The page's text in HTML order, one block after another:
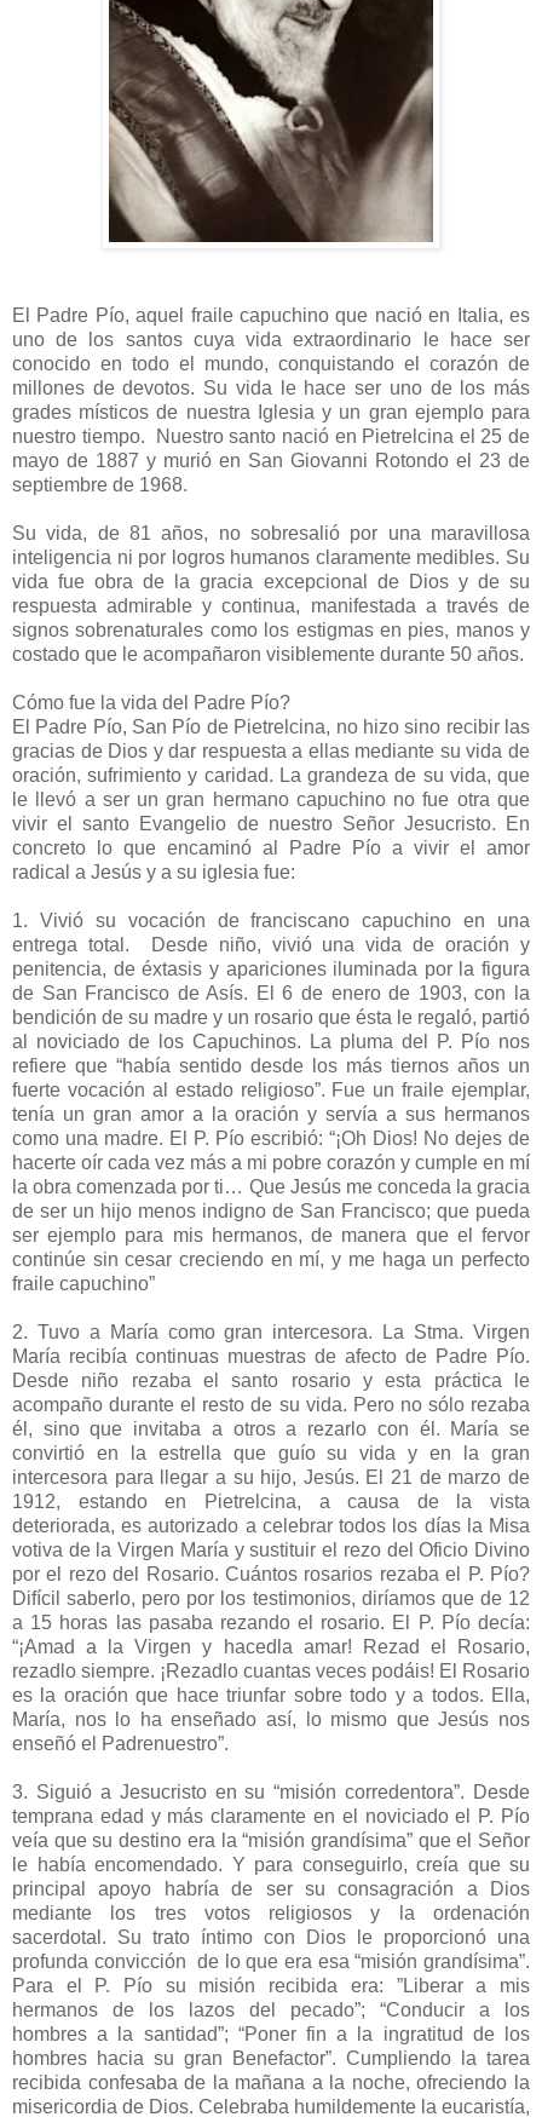
El Padre Pío, aquel fraile capuchino que nació en Italia, es
uno de los santos cuya vida extraordinario le hace ser
conocido en todo el mundo, conquistando el corazón de
millones de devotos. Su vida le hace ser uno de los más
grades místicos de nuestra Iglesia y un gran ejemplo para
nuestro tiempo. Nuestro santo nació en Pietrelcina el 25 de
mayo de 1887 y murió en San Giovanni Rotondo el 23 de
septiembre de 1968.
Su vida, de 81 años, no sobresalió por una maravillosa
inteligencia ni por logros humanos claramente medibles. Su
vida fue obra de la gracia excepcional de Dios y de su
respuesta admirable y continua, manifestada a través de
signos sobrenaturales como los estigmas en pies, manos y
costado que le acompañaron visiblemente durante 50 años.
Cómo fue la vida del Padre Pío?
El Padre Pío, San Pío de Pietrelcina, no hizo sino recibir las
gracias de Dios y dar respuesta a ellas mediante su vida de
oración, sufrimiento y caridad. La grandeza de su vida, que
le llevó a ser un gran hermano capuchino no fue otra que
vivir el santo Evangelio de nuestro Señor Jesucristo. En
concreto lo que encaminó al Padre Pío a vivir el amor
radical a Jesús y a su iglesia fue:
1. Vivió su vocación de franciscano capuchino en una
entrega total. Desde niño, vivió una vida de oración y
penitencia, de éxtasis y apariciones iluminada por la figura
de San Francisco de Asís. El 6 de enero de 1903, con la
bendición de su madre y un rosario que ésta le regaló, partió
al noviciado de los Capuchinos. La pluma del P. Pío nos
refiere que “había sentido desde los más tiernos años un
fuerte vocación al estado religioso”. Fue un fraile ejemplar,
tenía un gran amor a la oración y servía a sus hermanos
como una madre. El P. Pío escribió: “¡Oh Dios! No dejes de
hacerte oír cada vez más a mi pobre corazón y cumple en mí
la obra comenzada por ti… Que Jesús me conceda la gracia
de ser un hijo menos indigno de San Francisco; que pueda
ser ejemplo para mis hermanos, de manera que el fervor
continúe sin cesar creciendo en mí, y me haga un perfecto
fraile capuchino”
2. Tuvo a María como gran intercesora. La Stma. Virgen
María recibía continuas muestras de afecto de Padre Pío.
Desde niño rezaba el santo rosario y esta práctica le
acompaño durante el resto de su vida. Pero no sólo rezaba
él, sino que invitaba a otros a rezarlo con él. María se
convirtió en la estrella que guío su vida y en la gran
intercesora para llegar a su hijo, Jesús. El 21 de marzo de
1912, estando en Pietrelcina, a causa de la vista
deteriorada, es autorizado a celebrar todos los días la Misa
votiva de la Virgen María y sustituir el rezo del Oficio Divino
por el rezo del Rosario. Cuántos rosarios rezaba el P. Pío?
Difícil saberlo, pero por los testimonios, diríamos que de 12
a 15 horas las pasaba rezando el rosario. El P. Pío decía:
“¡Amad a la Virgen y hacedla amar! Rezad el Rosario,
rezadlo siempre. ¡Rezadlo cuantas veces podáis! El Rosario
es la oración que hace triunfar sobre todo y a todos. Ella,
María, nos lo ha enseñado así, lo mismo que Jesús nos
enseñó el Padrenuestro”.
3. Siguió a Jesucristo en su “misión corredentora”. Desde
temprana edad y más claramente en el noviciado el P. Pío
veía que su destino era la “misión grandísima” que el Señor
le había encomendado. Y para conseguirlo, creía que su
principal apoyo habría de ser su consagración a Dios
mediante los tres votos religiosos y la ordenación
sacerdotal. Su trato íntimo con Dios le proporcionó una
profunda convicción de lo que era esa “misión grandísima”.
Para el P. Pío su misión recibida era: ”Liberar a mis
hermanos de los lazos del pecado”; “Conducir a los
hombres a la santidad”; “Poner fin a la ingratitud de los
hombres hacia su gran Benefactor”. Cumpliendo la tarea
recibida confesaba de la mañana a la noche, ofreciendo la
misericordia de Dios. Celebraba humildemente la eucaristía,